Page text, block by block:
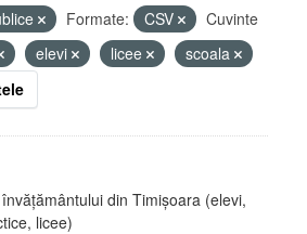
Formate: CSV
Cuvinte
elevi licee
scoala
din Timișoara (elevi,
licee)